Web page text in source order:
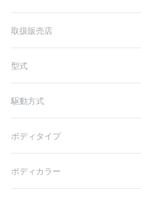
取扱販売店
型式
駆動方式
ボディタイプ
ボディカラー